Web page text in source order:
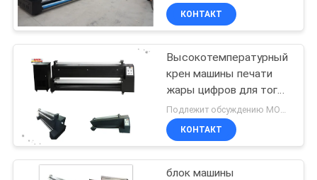
КОНФИДЕНЦИАЛЬНОСТИ
машина
календаря ткани
83
Пьезо принтерами
КОНТАКТ
Высокотемпературный
крен машины печати
жары цифров для того
чтобы свернуть 3500В
- 6000В
КОНТАКТ
блок машины